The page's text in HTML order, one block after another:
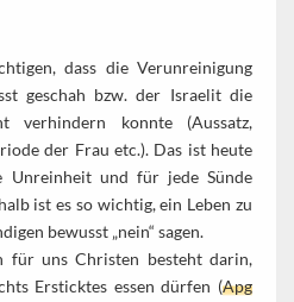
dass die Verunreinigung
geschah bzw. der Israelit die
verhindern konnte (Aussatz,
der Frau etc.). Das ist heute
und für jede Sünde
ist es so wichtig, ein Leben zu
bewusst „nein“ sagen.
für uns Christen besteht darin,
Ersticktes essen dürfen (Apg